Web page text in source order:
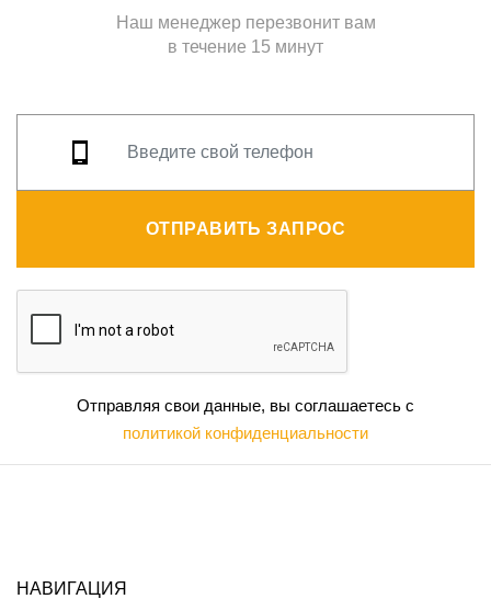
Наш менеджер перезвонит вам
в течение 15 минут
ОТПРАВИТЬ ЗАПРОС
Отправляя свои данные, вы соглашаетесь с
политикой конфиденциальности
НАВИГАЦИЯ